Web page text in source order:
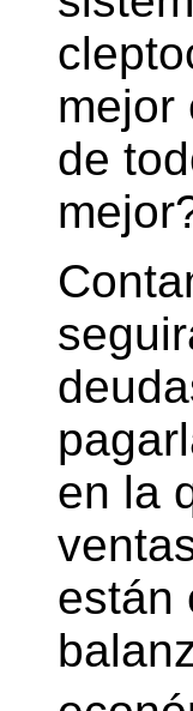
mejor
de
en la
están